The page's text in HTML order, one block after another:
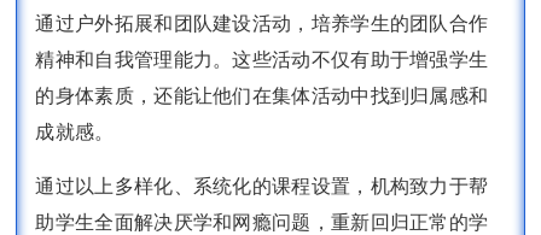
通过户外拓展和团队建设活动，培养学生的团队合作
精神和自我管理能力。这些活动不仅有助于增强学生
的身体素质，还能让他们在集体活动中找到归属感和
成就感。
通过以上多样化、系统化的课程设置，机构致力于帮
助学生全面解决厌学和网瘾问题，重新回归正常的学